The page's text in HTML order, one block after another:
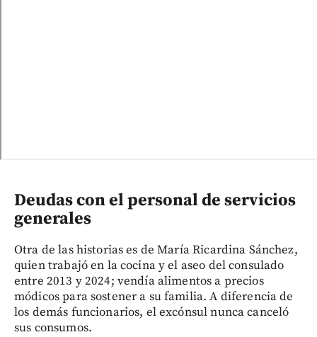
Deudas con el personal de servicios
generales
Otra de las historias es de María Ricardina Sánchez,
quien trabajó en la cocina y el aseo del consulado
entre 2013 y 2024; vendía alimentos a precios
módicos para sostener a su familia. A diferencia de
los demás funcionarios, el excónsul nunca canceló
sus consumos.